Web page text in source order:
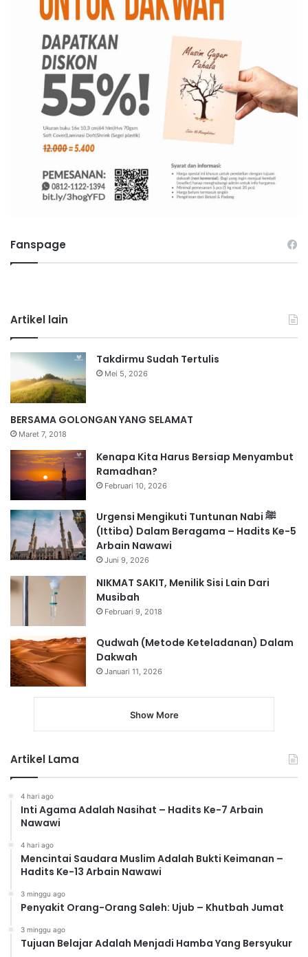
Fanspage
Artikel lain
Takdirmu Sudah Tertulis
Mei 5, 2026
BERSAMA GOLONGAN YANG SELAMAT
Maret 7, 2018
Kenapa Kita Harus Bersiap Menyambut
Ramadhan?
Februari 10, 2026
Urgensi Mengikuti Tuntunan Nabi ﷺ
(Ittiba) Dalam Beragama – Hadits Ke-5
Arbain Nawawi
Juni 9, 2026
NIKMAT SAKIT, Menilik Sisi Lain Dari
Musibah
Februari 9, 2018
Qudwah (Metode Keteladanan) Dalam
Dakwah
Januari 11, 2026
Show More
Artikel Lama
4 hari ago
Inti Agama Adalah Nasihat – Hadits Ke-7 Arbain
Nawawi
4 hari ago
Mencintai Saudara Muslim Adalah Bukti Keimanan –
Hadits Ke-13 Arbain Nawawi
3 minggu ago
Penyakit Orang-Orang Saleh: Ujub – Khutbah Jumat
3 minggu ago
Tujuan Belajar Adalah Menjadi Hamba Yang Bersyukur